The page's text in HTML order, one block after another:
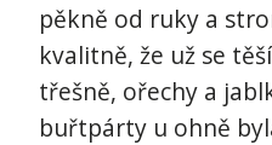
pěkně od ruky a
kvalitně, že už se
třešně, ořechy a
buřtpárty u ohně